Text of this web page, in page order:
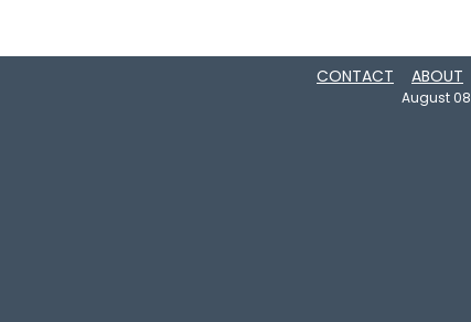
ABOUT
CONTACT
August 08